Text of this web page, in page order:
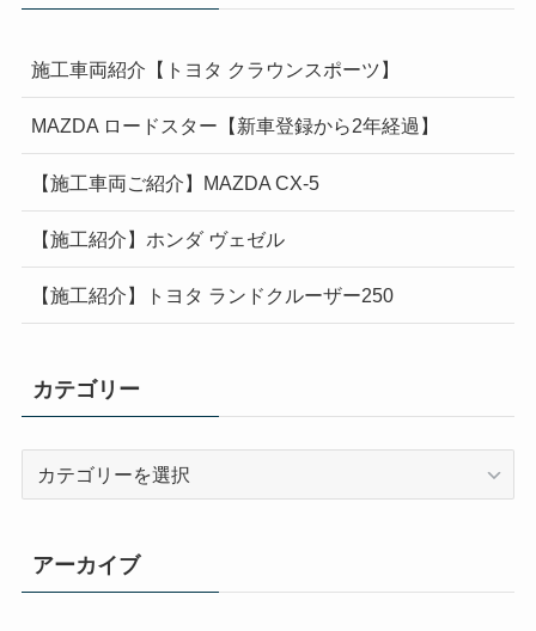
施工車両紹介【トヨタ クラウンスポーツ】
MAZDA ロードスター【新車登録から2年経過】
【施工車両ご紹介】MAZDA CX-5
【施工紹介】ホンダ ヴェゼル
【施工紹介】トヨタ ランドクルーザー250
カテゴリー
リ
ー
アーカイブ